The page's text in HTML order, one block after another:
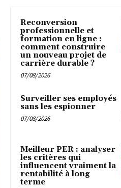
Reconversion
professionnelle et
formation en ligne :
comment construire
un nouveau projet de
carrière durable ?
07/08/2026
Surveiller ses employés
sans les espionner
07/08/2026
Meilleur PER : analyser
les critères qui
influencent vraiment la
rentabilité à long
terme